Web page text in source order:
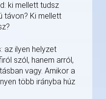
ki mellett tudsz
távon? Ki mellett
az ilyen helyzet
szól, hanem arról,
vagy. Amikor a
több irányba húz